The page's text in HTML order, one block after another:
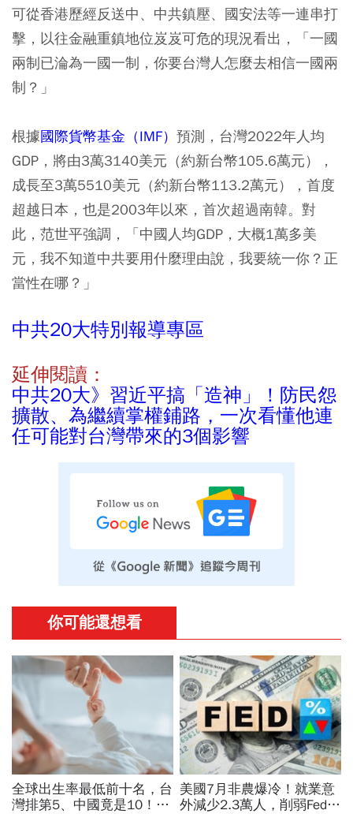
可從香港歷經反送中、中共鎮壓、國安法等一連串打
擊，以往金融重鎮地位岌岌可危的現況看出，「一國
兩制已淪為一國一制，你要台灣人怎麼去相信一國兩
制？」
根據國際貨幣基金（IMF） 預測，台灣2022年人均
GDP，將由3萬3140美元（約新台幣105.6萬元），
成長至3萬5510美元（約新台幣113.2萬元），首度
超越日本，也是2003年以來，首次超過南韓。對
此，范世平強調，
「中國人均GDP，大概1萬多美
元，我不知道中共要用什麼理由說，我要統一你？正
當性在哪？」
中共20大特別報導專區
延伸閱讀：
中共20大》習近平搞「造神」！防民怨
擴散、為繼續掌權鋪路，一次看懂他連
任可能對台灣帶來的3個影響